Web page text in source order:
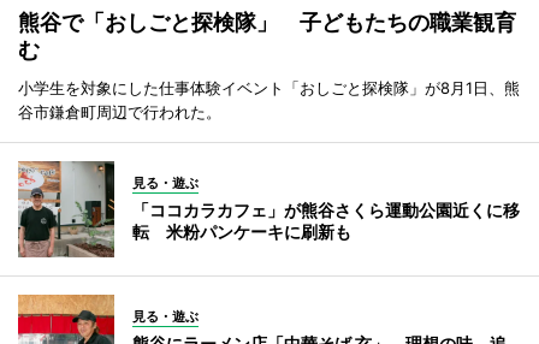
熊谷で「おしごと探検隊」 子どもたちの職業観育
む
小学生を対象にした仕事体験イベント「おしごと探検隊」が8月1日、熊
谷市鎌倉町周辺で行われた。
見る・遊ぶ
「ココカラカフェ」が熊谷さくら運動公園近くに移
転 米粉パンケーキに刷新も
見る・遊ぶ